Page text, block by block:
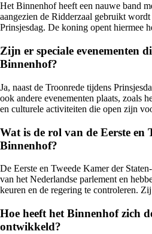
Het Binnenhof heeft een nauwe band
aangezien de Ridderzaal gebruikt
Prinsjesdag. De koning opent hiermee
Zijn er speciale evenementen
Binnenhof?
Ja, naast de Troonrede tijdens
ook andere evenementen plaats, zoals
en culturele activiteiten die open zijn
Wat is de rol van de Eerste en
Binnenhof?
De Eerste en Tweede Kamer der
van het Nederlandse parlement en
keuren en de regering te controleren.
Hoe heeft het Binnenhof zich
ontwikkeld?